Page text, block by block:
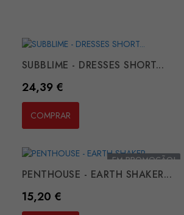
SUBBLIME - DRESSES SHORT...
Preço
24,39 €
COMPRAR
EM PROMOÇÃO!
PENTHOUSE - EARTH SHAKER...
Preço
15,20 €